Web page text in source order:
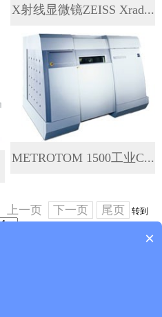
X射线显微镜ZEISS Xrad...
METROTOM 1500工业C...
上一页 下一页 尾页 转到
有限公司2018.All Rights
×